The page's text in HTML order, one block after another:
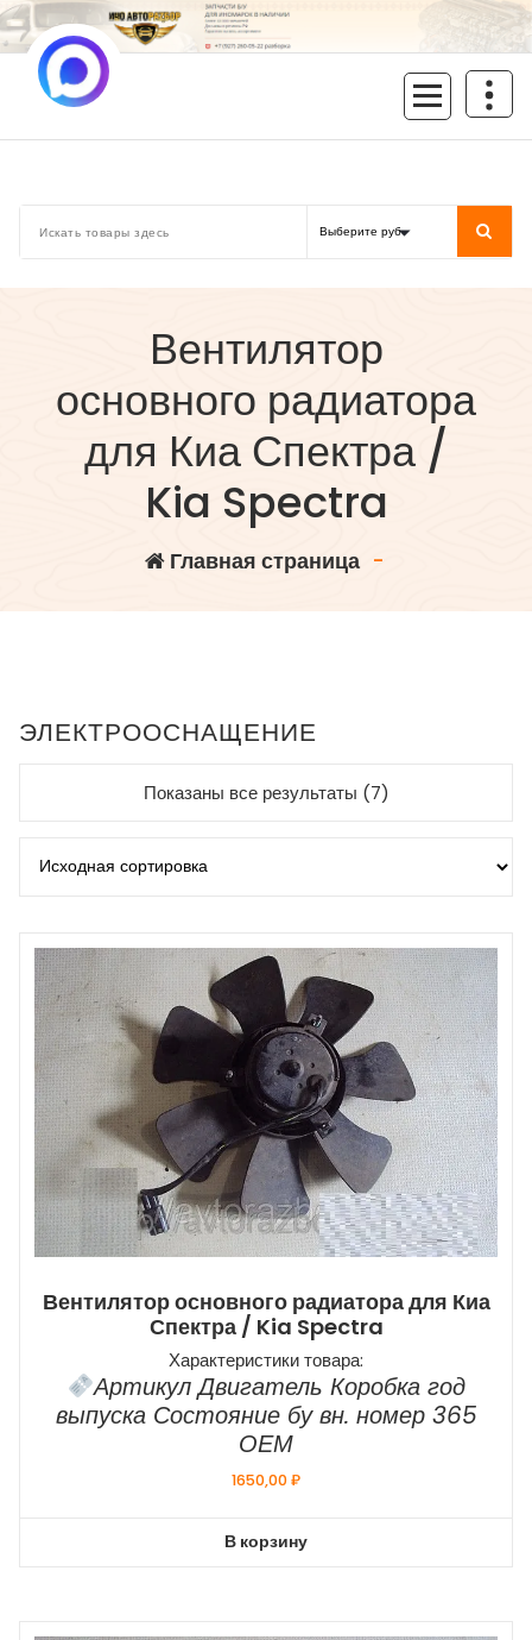
Перейти
к
содержимому
Вентилятор
основного радиатора
для Киа Спектра /
Kia Spectra
Главная страница-
ЭЛЕКТРООСНАЩЕНИЕ
Показаны все результаты (7)
Вентилятор основного радиатора для Киа
Спектра / Kia Spectra
Характеристики товара:
Артикул Двигатель Коробка год
выпуска Состояние бу вн. номер 365
ОЕМ
1650,00₽
В корзину